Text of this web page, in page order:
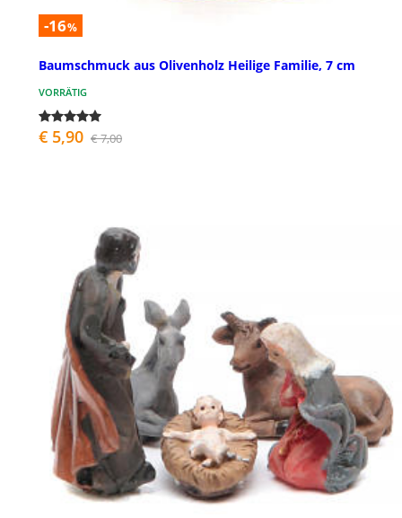
-16%
Baumschmuck aus Olivenholz Heilige Familie, 7 cm
VORRÄTIG
€ 5,90 € 7,00